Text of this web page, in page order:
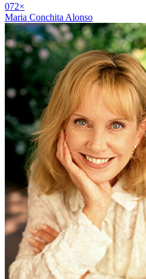
072×
Maria Conchita Alonso